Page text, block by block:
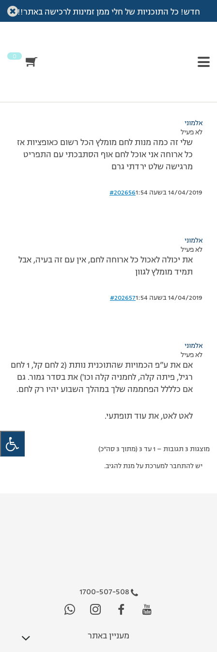
חדש! כל התוכניות של חלי ממן זמינות לרכישה באתר!!
0
עמוד הבית >דיונים>פורום >אוסי תודה השאלה
מוצגות 3 תגובות – 1 עד 3 (מתוך 3 סה״כ)
אלמוני
לא פעיל
שלי זה כמה מנות לחם מומלץ הכל רשום כאופציות אז
כל ארוחה אני אוכל לחם אוף הסתבכתי עם התפריט
מרגישה שלט ירדתי גרם
14/04/2019 בשעה 1:54 #202656
אלמוני
לא פעיל
את יכולה לאכול כל ארוחה לחם, אין עם זה בעיה, אבל
תמיד מומלץ לגוון
14/04/2019 בשעה 1:54 #202657
אלמוני
לא פעיל
אם את ע”פ הכמויות שהתוכנית נותת (2 לחם קל, 1 לחם
רגיל, פיתה קלה, לחמניה קלה וכו') את בסדר גמור. גם
אם כלללל הפחממה שלך במהלך השבוע יהיו רק לחם.
לאט לאט, את עוד תופתעי.
מוצגות 3 תגובות – 1 עד 3 (מתוך 3 סה״כ)
יש להתחבר למערכת על מנת להגיב.
1700-507-508
מעניין באתר